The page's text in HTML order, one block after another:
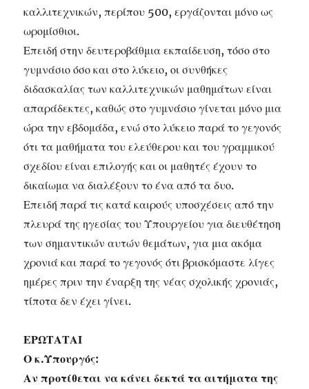
καλλιτεχνικών, περίπου 500, εργάζονται μόνο ως
ωρομίσθιοι.
Επειδή στην δευτεροβάθμια εκπαίδευση, τόσο στο
γυμνάσιο όσο και στο λύκειο, οι συνθήκες
διδασκαλίας των καλλιτεχνικών μαθημάτων είναι
απαράδεκτες, καθώς στο γυμνάσιο γίνεται μόνο μια
ώρα την εβδομάδα, ενώ στο λύκειο παρά το γεγονός
ότι τα μαθήματα του ελεύθερου και του γραμμικού
σχεδίου είναι επιλογής και οι μαθητές έχουν το
δικαίωμα να διαλέξουν το ένα από τα δυο.
Επειδή παρά τις κατά καιρούς υποσχέσεις από την
πλευρά της ηγεσίας του Υπουργείου για διευθέτηση
των σημαντικών αυτών θεμάτων, για μια ακόμα
χρονιά και παρά το γεγονός ότι βρισκόμαστε λίγες
ημέρες πριν την έναρξη της νέας σχολικής χρονιάς,
τίποτα δεν έχει γίνει.
ΕΡΩΤΑΤΑΙ
Ο κ.Υπουργός:
Αν προτίθεται να κάνει δεκτά τα αιτήματα της